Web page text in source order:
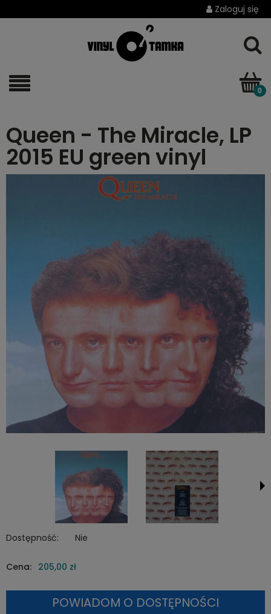
Zaloguj się
Queen - The Miracle, LP
2015 EU green vinyl
Dostępność: Nie
Cena: 205,00 zł
POWIADOM O DOSTĘPNOŚCI